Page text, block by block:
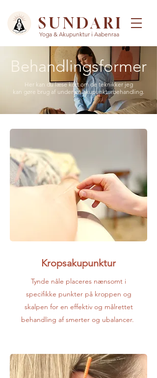
Yoga & Akupunktur i Aabenraa
SUNDARI
Behandlingsformer
Her kan du læse kort om de teknikker jeg
kan gøre brug af under en akupunkturbehandling.
Kropsakupunktur
Tynde nåle placeres nænsomt i
specifikke punkter på kroppen og
skalpen for en effektiv og målrettet
behandling af smerter og ubalancer. ​